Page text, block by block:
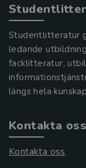
Studentlitteratur
ledande
facklitteratur,
längs hela
Kontakta oss
Kontakta oss